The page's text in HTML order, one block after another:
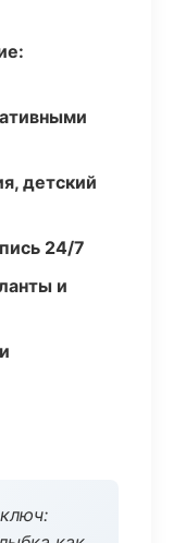
детский
24/7
и